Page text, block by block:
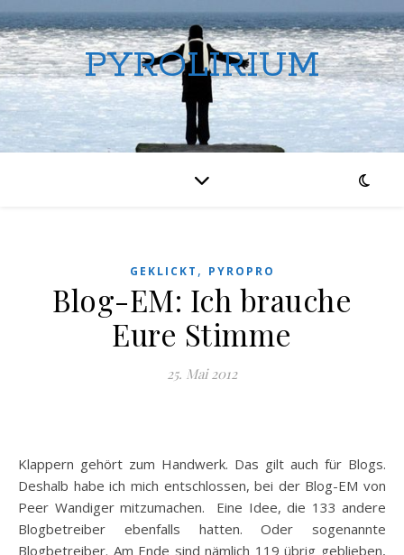
PYROLIRIUM
GEKLICKT , PYROPRO
Blog-EM: Ich brauche
Eure Stimme
25. Mai 2012
Klappern gehört zum Handwerk. Das gilt auch für Blogs.
Deshalb habe ich mich entschlossen, bei der Blog-EM von
Peer Wandiger mitzumachen. Eine Idee, die 133 andere
Blogbetreiber ebenfalls hatten. Oder sogenannte
Blogbetreiber. Am Ende sind nämlich 119 übrig geblieben,